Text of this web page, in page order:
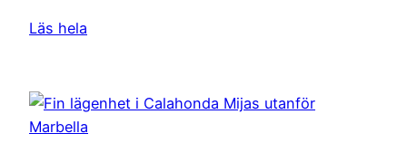
Läs hela